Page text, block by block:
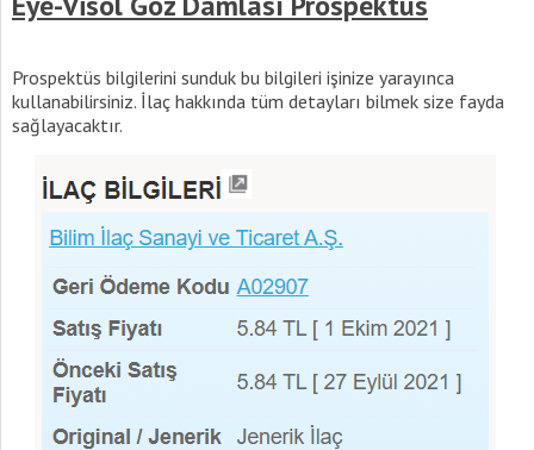
Prospektüs bilgilerini sunduk bu bilgileri işinize yarayınca
kullanabilirsiniz. İlaç hakkında tüm detayları bilmek size fayda
sağlayacaktır.